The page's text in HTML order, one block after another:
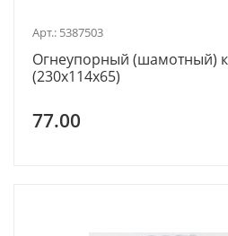
Арт.: 5387503
Огнеупорный (шамотный)
(230x114x65)
77.00